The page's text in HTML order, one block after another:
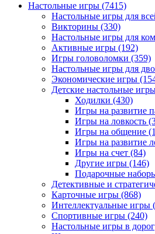
Настольные игры (7415)
Настольные игры для
Викторины (330)
Настольные игры для
Активные игры (192)
Игры головоломки (359)
Настольные игры для
Экономические игры
Детские настольные
Ходилки (430)
Игры на развитие
Игры на ловкость
Игры на общение
Игры на развитие
Игры на счет (84)
Другие игры (146)
Подарочные
Детективные и
Карточные игры (868)
Интеллектуальные игры
Спортивные игры (240)
Настольные игры в